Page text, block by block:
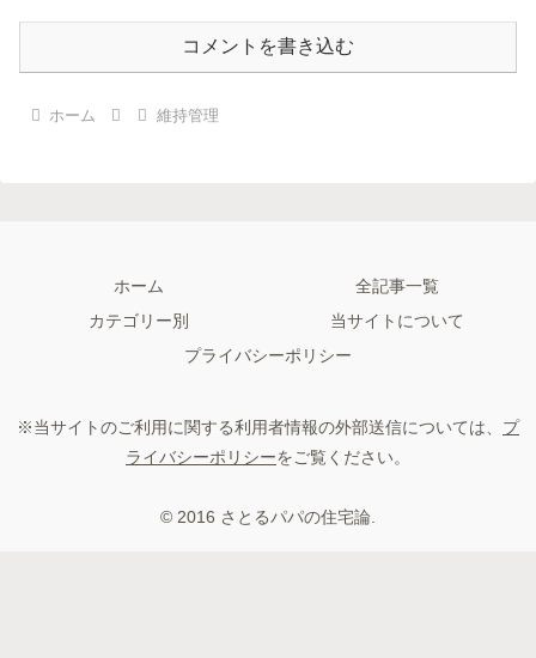
コメントを書き込む
ホーム 維持管理
ホーム
全記事一覧
カテゴリー別
当サイトについて
プライバシーポリシー
※当サイトのご利用に関する利用者情報の外部送信については、 プ
ライバシーポリシーをご覧ください。
© 2016 さとるパパの住宅論.